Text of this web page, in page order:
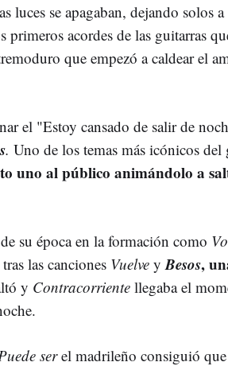
luces se apagaban, dejando solos
primeros acordes de las guitarras
que empezó a caldear el
el "Estoy cansado de salir de
. Uno de los temas más icónicos
uno al público animándolo a
su época en la formación como
las canciones Vuelve y Besos,
y Contracorriente llegaba el
serel madrileño consiguió